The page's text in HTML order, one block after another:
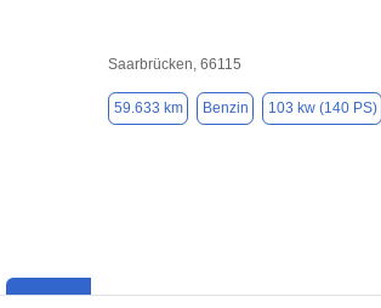
Saarbrücken, 66115
59.633 km Benzin 103 kw (140 PS)